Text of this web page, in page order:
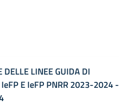
LINEE GUIDA DI
IeFP E IeFP PNRR 2023-2024 -